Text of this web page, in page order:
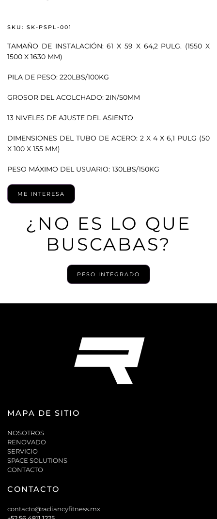
SKU: SK-PSPL-001
TAMAÑO DE INSTALACIÓN: 61 X 59 X 64,2 PULG. (1550 X
1500 X 1630 MM)
PILA DE PESO: 220LBS/100KG
GROSOR DEL ACOLCHADO: 2IN/50MM
13 NIVELES DE AJUSTE DEL ASIENTO
DIMENSIONES DEL TUBO DE ACERO: 2 X 4 X 6,1 PULG (50
X 100 X 155 MM)
PESO MÁXIMO DEL USUARIO: 130LBS/150KG
ME INTERESA
¿NO ES LO QUE
BUSCABAS?
PESO INTEGRADO
MAPA DE SITIO
NOSOTROS
RENOVADO
SERVICIO
SPACE SOLUTIONS
CONTACTO
CONTACTO
contacto@radiancyfitness.mx